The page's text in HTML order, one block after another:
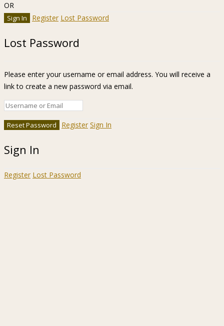
OR
Register Lost Password
Lost Password
Please enter your username or email address. You will receive a
link to create a new password via email.
Register Sign In
Sign In
Register Lost Password